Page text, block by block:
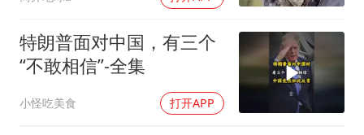
特朗普面对中国，有三个
“不敢相信”-全集
小怪吃美食 打开APP